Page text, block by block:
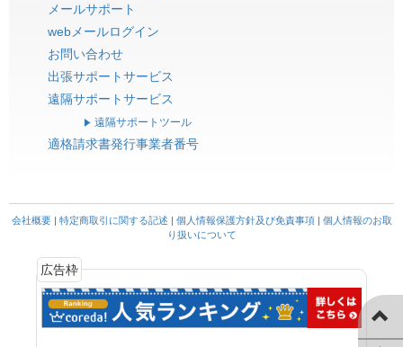
メールサポート
webメールログイン
お問い合わせ
出張サポートサービス
遠隔サポートサービス
遠隔サポートツール
適格請求書発行事業者番号
会社概要| 特定商取引に関する記述 | 個人情報保護方針及び免責事項| 個人情報のお取
り扱いについて